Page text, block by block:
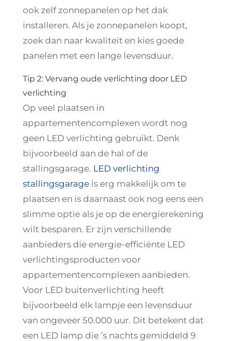
ook zelf zonnepanelen op het dak
installeren. Als je zonnepanelen koopt,
zoek dan naar kwaliteit en kies goede
panelen met een lange levensduur.
Tip 2: Vervang oude verlichting door LED
verlichting
Op veel plaatsen in
appartementencomplexen wordt nog
geen LED verlichting gebruikt. Denk
bijvoorbeeld aan de hal of de
stallingsgarage. LED verlichting
stallingsgarageis erg makkelijk om te
plaatsen en is daarnaast ook nog eens een
slimme optie als je op de energierekening
wilt besparen. Er zijn verschillende
aanbieders die energie-efficiënte LED
verlichtingsproducten voor
appartementencomplexen aanbieden.
Voor LED buitenverlichting heeft
bijvoorbeeld elk lampje een levensduur
van ongeveer 50.000 uur. Dit betekent dat
een LED lamp die ’s nachts gemiddeld 9